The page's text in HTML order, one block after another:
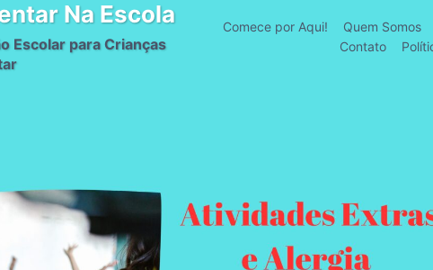
Na Escola
Escolar para Crianças
Comece por Aqui! Quem Somos
Contato